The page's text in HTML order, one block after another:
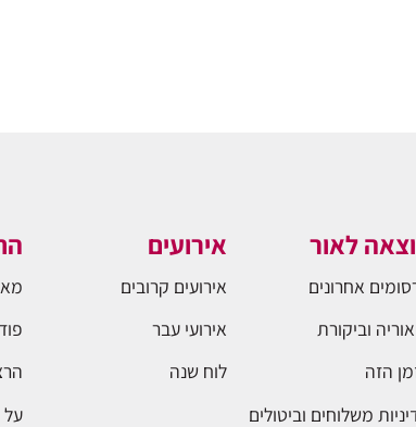
לאור
אחרונים
וביקורת
הזה
משלוחים וביטולים
אירועים
אירועים קרובים
אירועי עבר
לוח שנה